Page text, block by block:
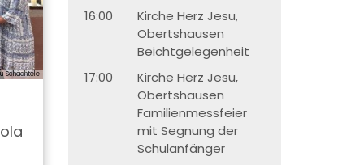
Schächtele
16:00
Kirche Herz Jesu,
Obertshausen
Beichtgelegenheit
17:00
Kirche Herz Jesu,
Obertshausen
Familienmessfeier
mit Segnung der
Schulanfänger